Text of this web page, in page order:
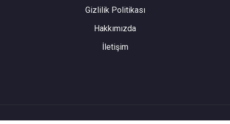
Gizlilik Politikası
Hakkımızda
İletişim